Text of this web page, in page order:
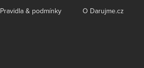
Pravidla & podmínky O Darujme.cz